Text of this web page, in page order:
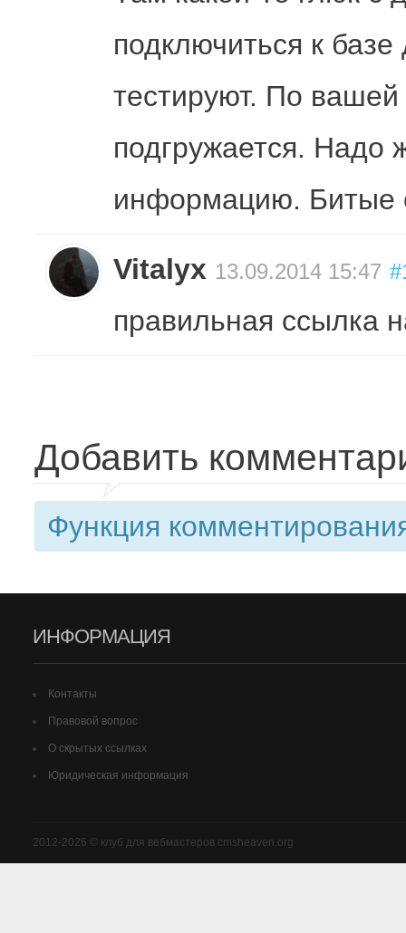
подключиться к
тестируют. По
подгружается. Надо
информацию. Битые
Vitalyx 13.09.2014 15:47
правильная ссылка
Добавить
Функция
ИНФОРМАЦИЯ
Контакты
Правовой вопрос
О скрытых ссылках
Юридическая информация
2012-2026 © клуб для вебмастеров cmsheaven.org